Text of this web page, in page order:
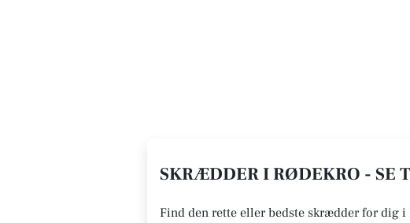
SKRÆDDER I RØDEKRO - SE
Find den rette eller bedste skrædder for dig